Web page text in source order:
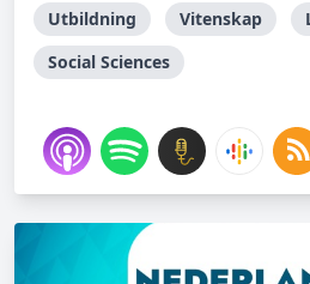
Utbildning Vitenskap
Social Sciences